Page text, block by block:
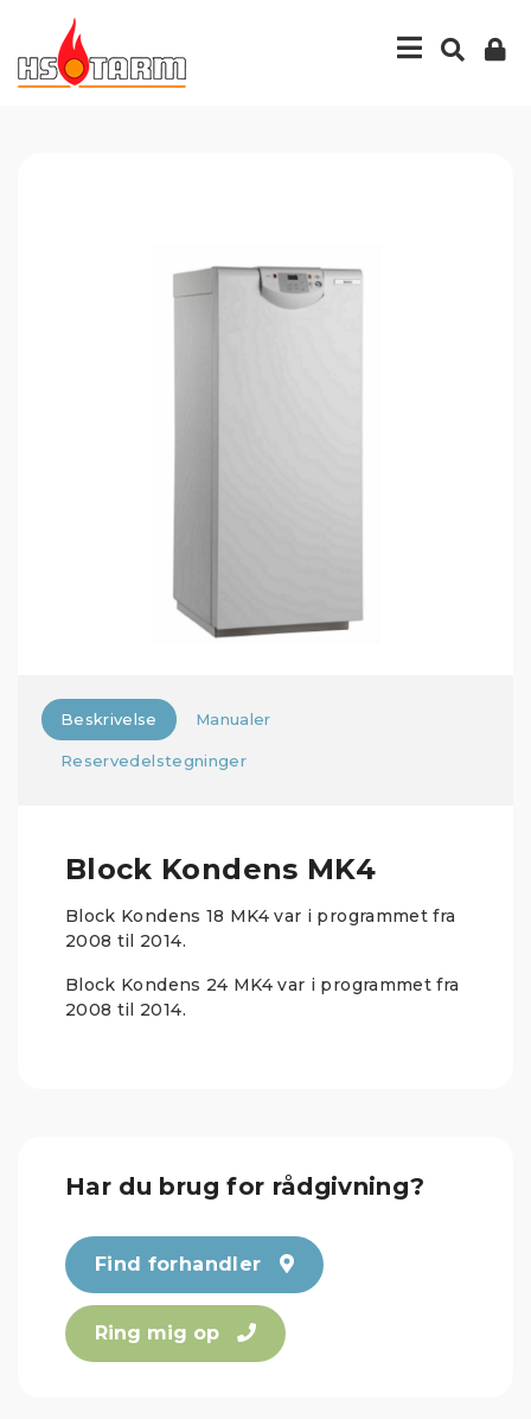
Beskrivelse Manualer
Reservedelstegninger
Block Kondens MK4
Block Kondens 18 MK4 var i programmet fra
2008 til 2014.
Block Kondens 24 MK4 var i programmet fra
2008 til 2014.
Har du brug for rådgivning?
Find forhandler
Ring mig op